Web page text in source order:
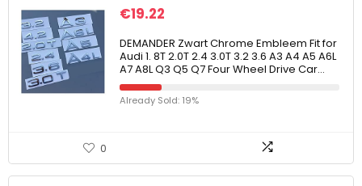
€19.22
DEMANDER Zwart Chrome Embleem Fit for
Audi 1. 8T 2.0T 2.4 3.0T 3.2 3.6 A3 A4 A5 A6L
A7 A8L Q3 Q5 Q7 Four Wheel Drive Car…
Already Sold: 19%
0